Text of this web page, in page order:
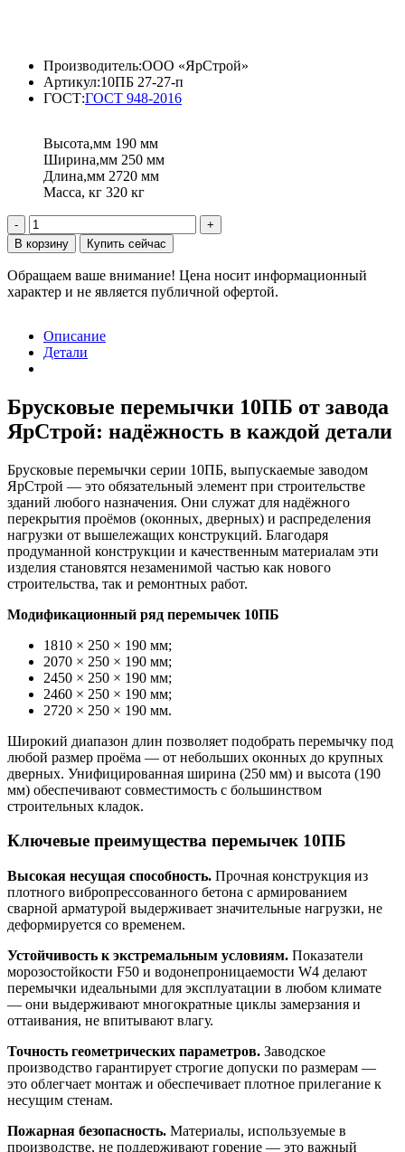
Производитель:ООО «ЯрСтрой»
Артикул:10ПБ 27-27-п
ГОСТ:ГОСТ 948-2016
Высота,мм 190 мм
Ширина,мм 250 мм
Длина,мм 2720 мм
Масса, кг 320 кг
Количество
товара
Перемычка
брусковая
10ПБ
п
В корзину Купить сейчас
Обращаем ваше внимание! Цена носит информационный
характер и не является публичной офертой.
Описание
Детали
Брусковые перемычки 10ПБ от завода
ЯрСтрой: надёжность в каждой детали
Брусковые перемычки серии 10ПБ, выпускаемые заводом
ЯрСтрой — это обязательный элемент при строительстве
зданий любого назначения. Они служат для надёжного
перекрытия проёмов (оконных, дверных) и распределения
нагрузки от вышележащих конструкций. Благодаря
продуманной конструкции и качественным материалам эти
изделия становятся незаменимой частью как нового
строительства, так и ремонтных работ.
Модификационный ряд перемычек 10ПБ
1810 × 250 × 190 мм;
2070 × 250 × 190 мм;
2450 × 250 × 190 мм;
2460 × 250 × 190 мм;
2720 × 250 × 190 мм.
Широкий диапазон длин позволяет подобрать перемычку под
любой размер проёма — от небольших оконных до крупных
дверных. Унифицированная ширина (250 мм) и высота (190
мм) обеспечивают совместимость с большинством
строительных кладок.
Ключевые преимущества перемычек 10ПБ
Высокая несущая способность. Прочная конструкция из
плотного вибропрессованного бетона с армированием
сварной арматурой выдерживает значительные нагрузки, не
деформируется со временем.
Устойчивость к экстремальным условиям. Показатели
морозостойкости F50 и водонепроницаемости W4 делают
перемычки идеальными для эксплуатации в любом климате
— они выдерживают многократные циклы замерзания и
оттаивания, не впитывают влагу.
Точность геометрических параметров. Заводское
производство гарантирует строгие допуски по размерам —
это облегчает монтаж и обеспечивает плотное прилегание к
несущим стенам.
Пожарная безопасность. Материалы, используемые в
производстве, не поддерживают горение — это важный